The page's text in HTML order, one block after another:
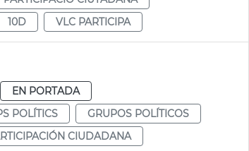
10D VLC PARTICIPA
EN PORTADA
POLÍTICS
GRUPOS POLÍTICOS
CIUDADANA